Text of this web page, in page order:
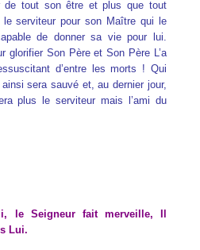
de tout son être et plus que tout
le serviteur pour son Maître qui le
de donner sa vie pour lui.
glorifier Son Père et Son Père L’a
d’entre les morts ! Qui
sera sauvé et, au dernier jour,
plus le serviteur mais l’ami du
le Seigneur fait merveille, Il
Lui.